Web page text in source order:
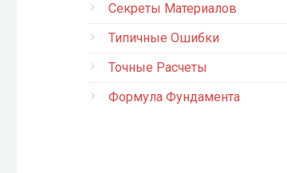
Секреты Материалов
Типичные Ошибки
Точные Расчеты
Формула Фундамента